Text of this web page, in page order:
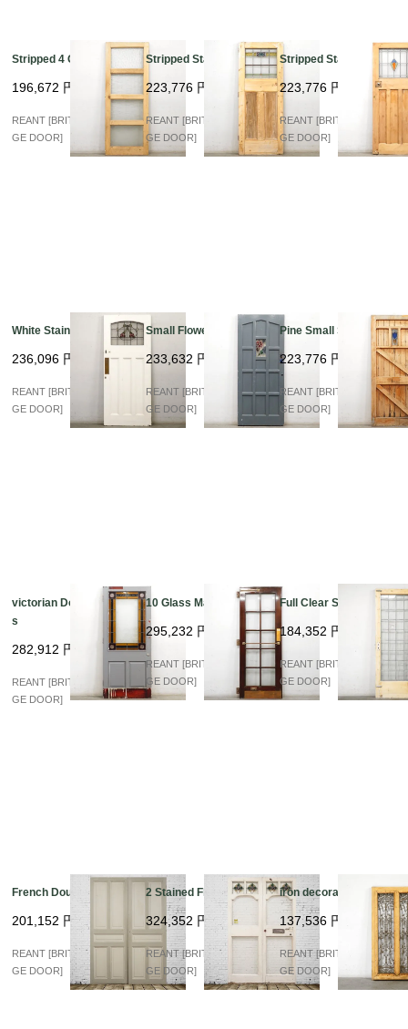
Stripped 4 Glass
196,672 円
REANT [BRITISH VINTA
GE DOOR]
Stripped Stained
223,776 円
REANT [BRITISH VINTA
GE DOOR]
Stripped Stained
223,776 円
REANT [BRITISH VINTA
GE DOOR]
White Stained Glass
236,096 円
REANT [BRITISH VINTA
GE DOOR]
Small Flower Stained
233,632 円
REANT [BRITISH VINTA
GE DOOR]
Pine Small Stained
223,776 円
REANT [BRITISH VINTA
GE DOOR]
victorian Double Glas
s
282,912 円
REANT [BRITISH VINTA
GE DOOR]
10 Glass Mahogany
295,232 円
REANT [BRITISH VINTA
GE DOOR]
Full Clear Stained
184,352 円
REANT [BRITISH VINTA
GE DOOR]
French Double Panel
201,152 円
REANT [BRITISH VINTA
GE DOOR]
2 Stained Flont
324,352 円
REANT [BRITISH VINTA
GE DOOR]
iron decoration
137,536 円
REANT [BRITISH VINTA
GE DOOR]